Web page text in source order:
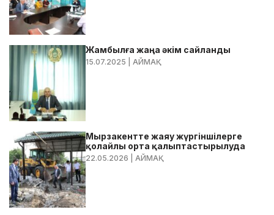
Жамбылға жаңа әкім сайланды
15.07.2025 | АЙМАҚ
Мырзакентте жаяу жүргіншілерге
қолайлы орта қалыптастырылуда
22.05.2026 | АЙМАҚ